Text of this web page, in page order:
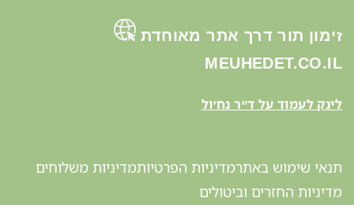
זימון תור דרך אתר מאוחדת
MEUHEDET.CO.IL
לינק לעמוד על ד״ר נח׳ול
תנאי שימוש באתרמדיניות הפרטיות​מדיניות משלוחים
מדיניות החזרים וביטולים